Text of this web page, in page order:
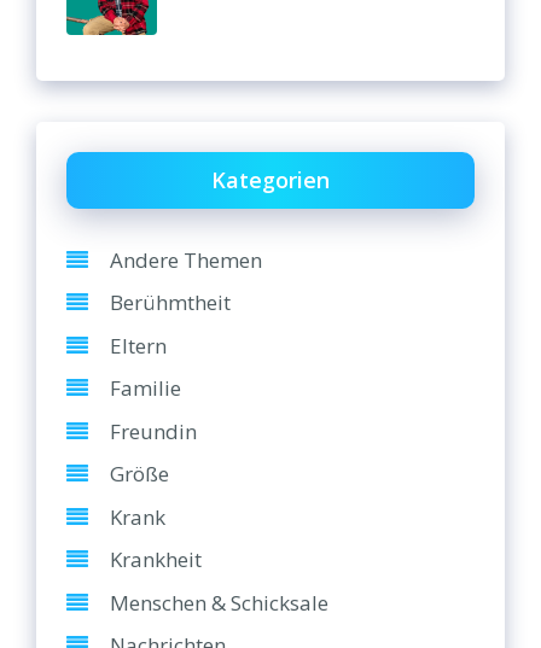
Kategorien
Andere Themen
Berühmtheit
Eltern
Familie
Freundin
Größe
Krank
Krankheit
Menschen & Schicksale